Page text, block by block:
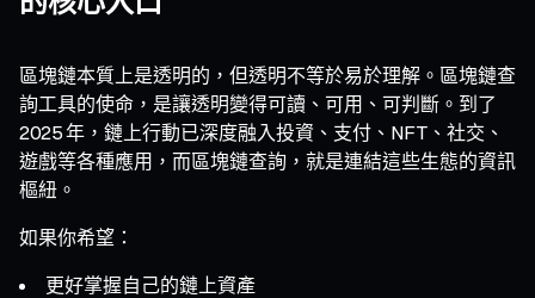
區塊鏈本質上是透明的，但透明不等於易於理解。區塊鏈查
詢工具的使命，是讓透明變得可讀、可用、可判斷。到了
2025 年，鏈上行動已深度融入投資、支付、NFT、社交、
遊戲等各種應用，而區塊鏈查詢，就是連結這些生態的資訊
樞紐。
如果你希望：
更好掌握自己的鏈上資產